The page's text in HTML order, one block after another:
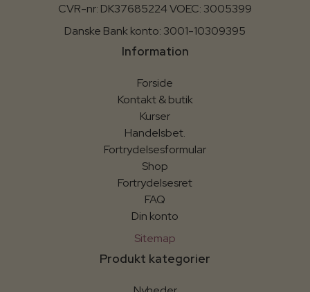
CVR-nr: DK37685224 VOEC: 3005399
Danske Bank konto: 3001-10309395
Information
Forside
Kontakt & butik
Kurser
Handelsbet.
Fortrydelsesformular
Shop
Fortrydelsesret
FAQ
Din konto
Sitemap
Produkt kategorier